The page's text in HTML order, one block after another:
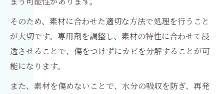
そのため、素材に合わせた適切な方法で処理を行うこと
が大切です。専用剤を調整し、素材の特性に合わせて浸
透させることで、傷をつけずにカビを分解することが可
能になります。
また、素材を傷めないことで、水分の吸収を防ぎ、再発